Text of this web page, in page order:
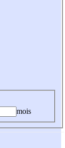
mois